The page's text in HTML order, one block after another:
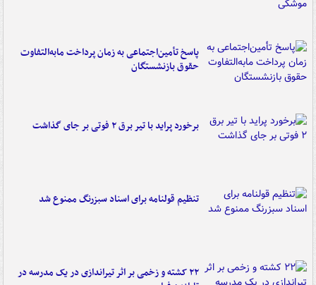
پاسخ تأمین‌اجتماعی به زمان پرداخت مابه‌التفاوت
حقوق بازنشستگان
برخورد پراید با تیر برق ۲ فوتی بر جای گذاشت
تنظیم قولنامه برای اسناد سبزرنگ ممنوع شد
۲۲ کشته و زخمی بر اثر تیراندازی در یک مدرسه در